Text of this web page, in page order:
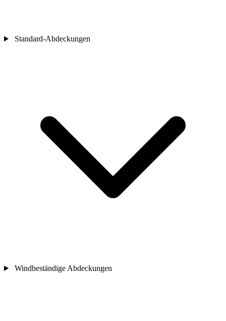
Standard-Abdeckungen
Windbeständige Abdeckungen